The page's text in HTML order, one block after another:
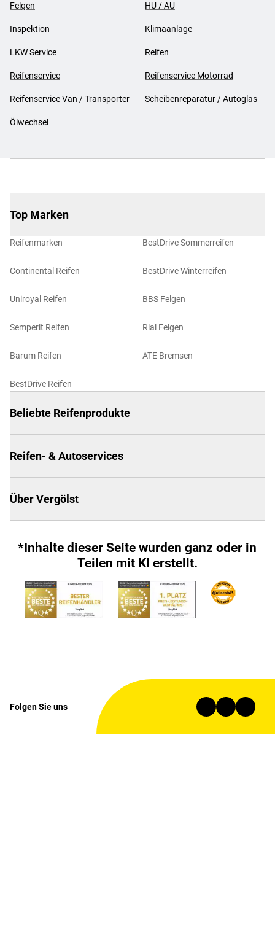
Felgen HU / AU
Inspektion Klimaanlage
LKW Service Reifen
Reifenservice Reifenservice Motorrad
Reifenservice Van / Transporter Scheibenreparatur / Autoglas
Ölwechsel
Top Marken
Reifenmarken
Continental Reifen
Uniroyal Reifen
Semperit Reifen
Barum Reifen
BestDrive Reifen
BestDrive Sommerreifen
BestDrive Winterreifen
BBS Felgen
Rial Felgen
ATE Bremsen
Beliebte Reifenprodukte
Reifen- & Autoservices
Über Vergölst
*Inhalte dieser Seite wurden ganz oder in
Teilen mit KI erstellt.
Folgen Sie uns